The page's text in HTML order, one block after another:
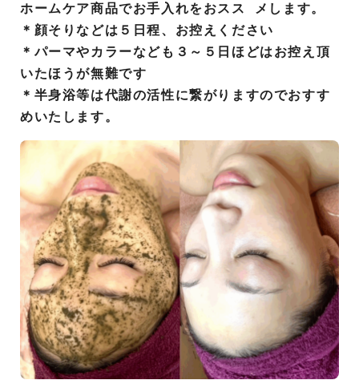
ホームケア商品でお手入れをおスス メします。
＊顔そりなどは５日程、お控えください
＊パーマやカラーなども３～５日ほどはお控え頂
いたほうが無難です
＊半身浴等は代謝の活性に繋がりますのでおすす
めいたします。